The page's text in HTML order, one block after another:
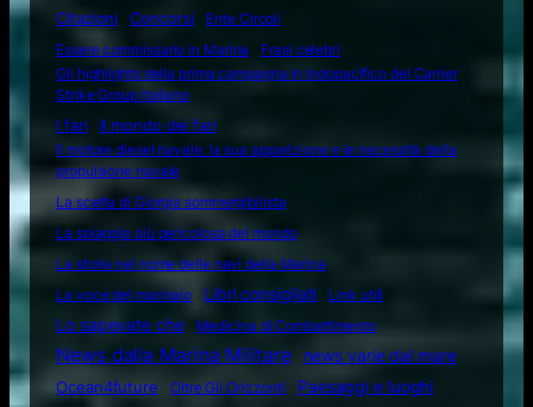
Citazioni
Concorsi
Ente Circoli
Essere commissario in Marina
Frasi celebri
Gli highlights della prima campagna in Indopacifico del Carrier
Strike Group italiano
I fari
Il mondo dei fari
Il motore diesel navale: la sua apparizione e le necessità della
propulsione navale
La scelta di Giorgia sommergibilista
La spiaggia più pericolosa del mondo
La storia nel nome delle navi della Marina
La voce del marinaio
Libri consigliati Link utili
Lo sapevate che Medicina di Combattimento
News dalla Marina Militare
news varie dal mare
Ocean4future
Oltre Gli Orizzonti
Paesaggi e luoghi